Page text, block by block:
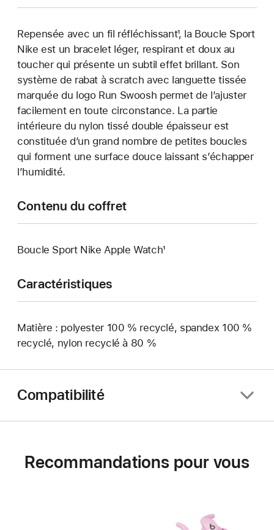
Repensée avec un fil réfléchissant¹, la Boucle Sport
Nike est un bracelet léger, respirant et doux au
toucher qui présente un subtil effet brillant. Son
système de rabat à scratch avec languette tissée
marquée du logo Run Swoosh permet de l’ajuster
facilement en toute circonstance. La partie
intérieure du nylon tissé double épaisseur est
constituée d’un grand nombre de petites boucles
qui forment une surface douce laissant s’échapper
l’humidité.
Contenu du coffret
Boucle Sport Nike Apple Watch¹
Caractéristiques
Matière : polyester 100 % recyclé, spandex 100 %
recyclé, nylon recyclé à 80 %
Compatibilité
Recommandations pour vous